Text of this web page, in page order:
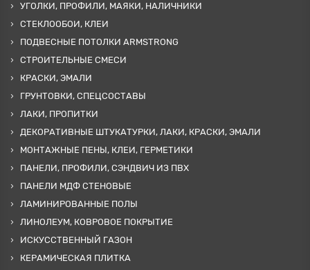
УГОЛКИ, ПРОФИЛИ, МАЯКИ, НАЛИЧНИКИ
СТЕКЛООБОИ, КЛЕИ
ПОДВЕСНЫЕ ПОТОЛКИ ARMSTRONG
СТРОИТЕЛЬНЫЕ СМЕСИ
КРАСКИ, ЭМАЛИ
ГРУНТОВКИ, СПЕЦСОСТАВЫ
ЛАКИ, ПРОПИТКИ
ДЕКОРАТИВНЫЕ ШТУКАТУРКИ, ЛАКИ, КРАСКИ, ЭМАЛИ
МОНТАЖНЫЕ ПЕНЫ, КЛЕИ, ГЕРМЕТИКИ
ПАНЕЛИ, ПРОФИЛИ, СЭНДВИЧ ИЗ ПВХ
ПАНЕЛИ МДФ СТЕНОВЫЕ
ЛАМИНИРОВАННЫЕ ПОЛЫ
ЛИНОЛЕУМ, КОВРОВОЕ ПОКРЫТИЕ
ИСКУССТВЕННЫЙ ГАЗОН
КЕРАМИЧЕСКАЯ ПЛИТКА